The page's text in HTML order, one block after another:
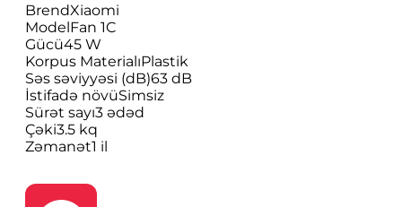
BrendXiaomi
ModelFan 1C
Gücü45 W
Korpus MaterialıPlastik
Səs səviyyəsi (dB)63 dB
İstifadə növüSimsiz
Sürət sayı3 ədəd
Çəki3.5 kq
Zəmanət1 il